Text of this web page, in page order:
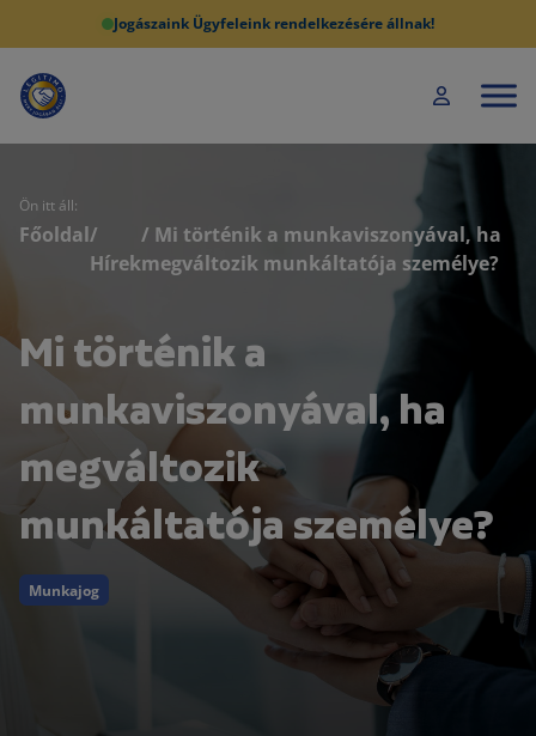
Jogászaink Ügyfeleink rendelkezésére állnak!
Ön itt áll:
Főoldal/
Hírek
/ Mi történik a munkaviszonyával, ha
megváltozik munkáltatója személye?
Mi történik a
munkaviszonyával, ha
megváltozik
munkáltatója személye?
Munkajog